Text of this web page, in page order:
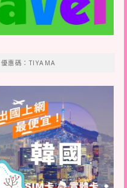
惠碼：TIYAMA